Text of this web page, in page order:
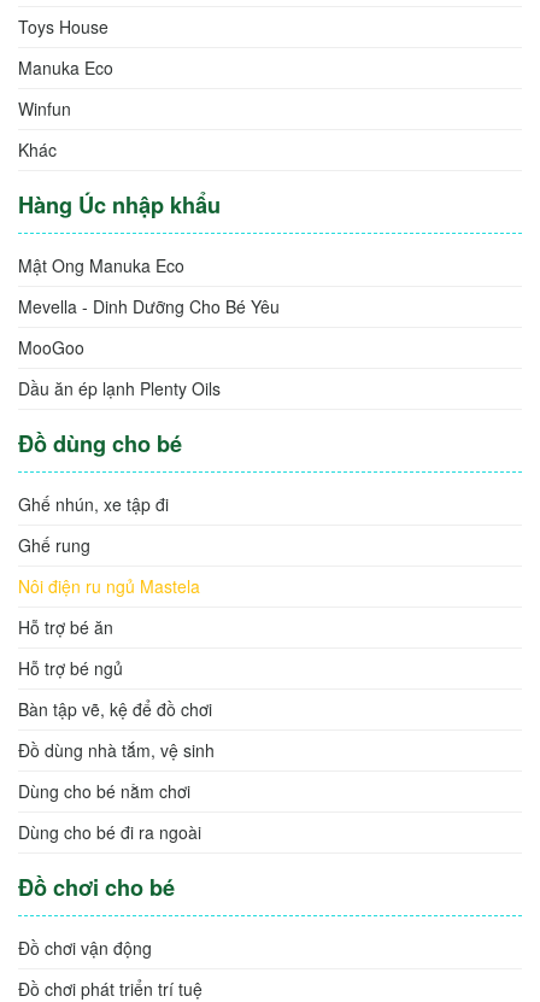
Toys House
Manuka Eco
Winfun
Khác
Hàng Úc nhập khẩu
Mật Ong Manuka Eco
Mevella - Dinh Dưỡng Cho Bé Yêu
MooGoo
Dầu ăn ép lạnh Plenty Oils
Đồ dùng cho bé
Ghế nhún, xe tập đi
Ghế rung
Nôi điện ru ngủ Mastela
Hỗ trợ bé ăn
Hỗ trợ bé ngủ
Bàn tập vẽ, kệ để đồ chơi
Đồ dùng nhà tắm, vệ sinh
Dùng cho bé nằm chơi
Dùng cho bé đi ra ngoài
Đồ chơi cho bé
Đồ chơi vận động
Đồ chơi phát triển trí tuệ